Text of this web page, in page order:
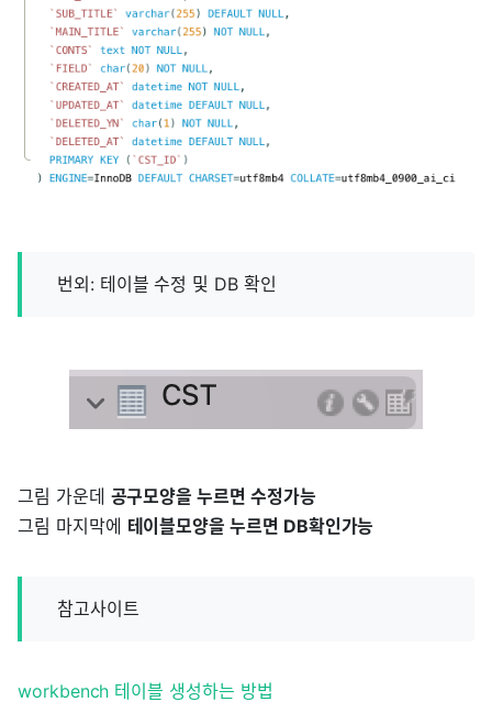
번외: 테이블 수정 및 DB 확인
그림 가운데 공구모양을 누르면 수정가능
그림 마지막에 테이블모양을 누르면 DB확인가능
참고사이트
workbench 테이블 생성하는 방법